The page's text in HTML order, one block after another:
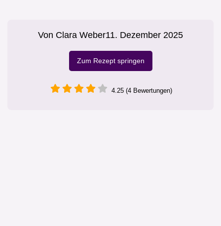
Von Clara Weber11. Dezember 2025
Zum Rezept springen
4.25 (4 Bewertungen)